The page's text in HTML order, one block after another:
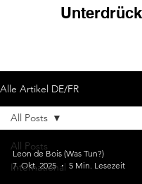
Alle Artikel DE/FR
All Posts
International
All Posts
Leon de Bois (Was Tun?)
7. Okt. 2025
5 Min. Lesezeit